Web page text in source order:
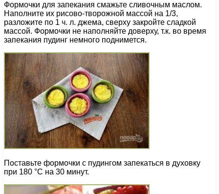
Формочки для запекания смажьте сливочным маслом.
Наполните их рисово-творожной массой на 1/3,
разложите по 1 ч. л. джема, сверху закройте сладкой
массой. Формочки не наполняйте доверху, т.к. во время
запекания пудинг немного поднимется.
Поставьте формочки с пудингом запекаться в духовку
при 180 °С на 30 минут.